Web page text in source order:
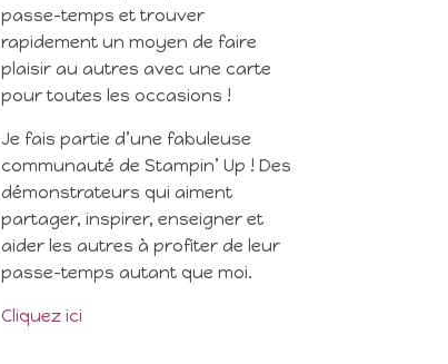
passe-temps et trouver
rapidement un moyen de faire
plaisir au autres avec une carte
pour toutes les occasions !
Je fais partie d’une fabuleuse
communauté de Stampin’ Up ! Des
démonstrateurs qui aiment
partager, inspirer, enseigner et
aider les autres à profiter de leur
passe-temps autant que moi.
Cliquez ici